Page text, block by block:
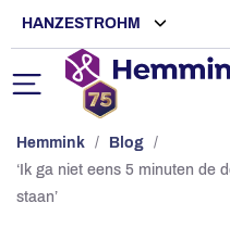
HANZESTROHM
Hemmink / Blog /
‘Ik ga niet eens 5 minuten de
staan’